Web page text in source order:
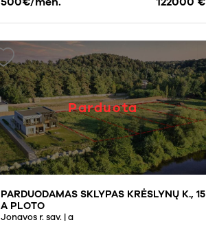
Parduota
PARDUODAMAS SKLYPAS KRĖSLYNŲ K., 15
A PLOTO
Jonavos r. sav. | a